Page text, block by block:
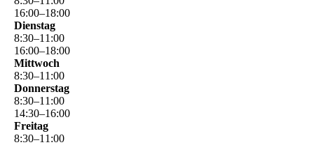
16:00–18:00
Dienstag
8:30–11 :00
16:00–18:00
Mittwoch
8:30–11 :00
Donnerstag
8:30–11 :00
14:30–16:00
Freitag
8:30–11 :00